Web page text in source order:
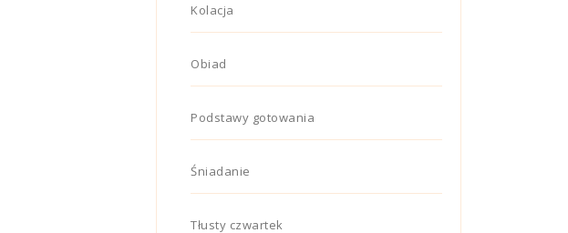
Kolacja
Obiad
Podstawy gotowania
Śniadanie
Tłusty czwartek